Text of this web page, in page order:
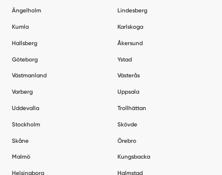
Ängelholm Lindesberg
Kumla Karlskoga
Hallsberg Åkersund
Göteborg Ystad
Västmanland Västerås
Varberg Uppsala
Uddevalla Trollhättan
Stockholm Skövde
Skåne Örebro
Malmö Kungsbacka
Helsingborg Halmstad